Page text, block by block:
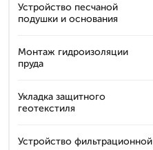
Устройство песчаной
подушки и основания
Монтаж гидроизоляции
пруда
Укладка защитного
геотекстиля
Устройство фильтрационной